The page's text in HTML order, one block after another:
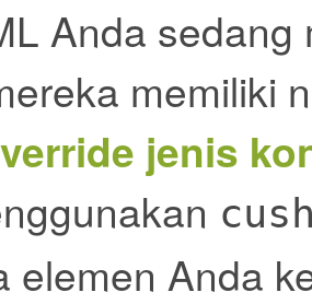
Anda
memiliki
jenis
elemen Anda